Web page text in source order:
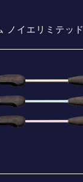
ノイエリミテッ